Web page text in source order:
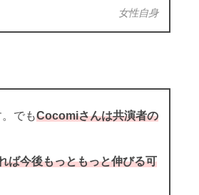
女性自身
でもCocomiさんは共演者の
ば今後もっともっと伸びる可